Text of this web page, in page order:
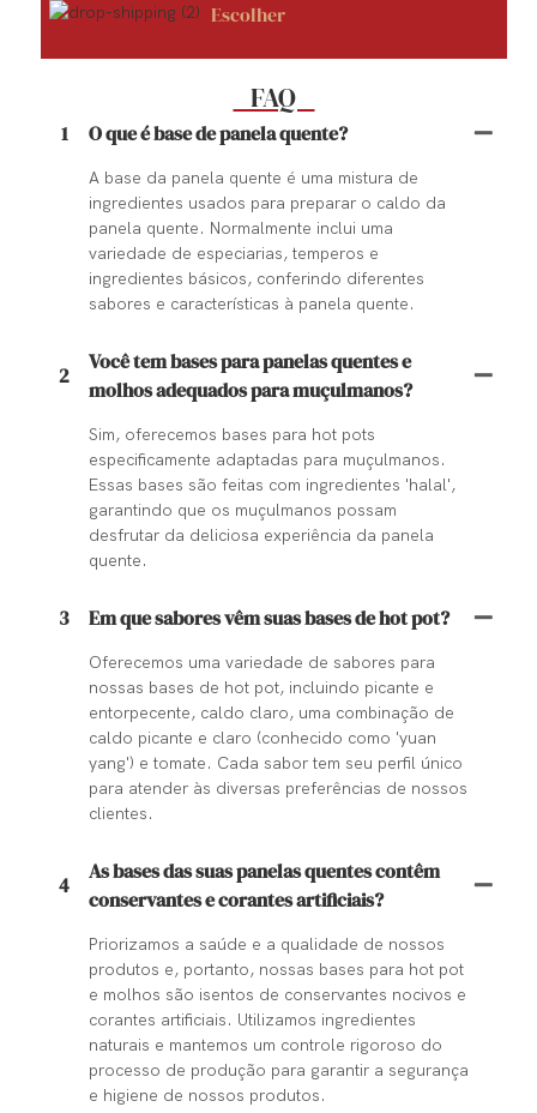
Escolher
FAQ
1 O que é base de panela quente?
A base da panela quente é uma mistura de
ingredientes usados ​​para preparar o caldo da
panela quente. Normalmente inclui uma
variedade de especiarias, temperos e
ingredientes básicos, conferindo diferentes
sabores e características à panela quente.
2
Você tem bases para panelas quentes e
molhos adequados para muçulmanos?
Sim, oferecemos bases para hot pots
especificamente adaptadas para muçulmanos.
Essas bases são feitas com ingredientes 'halal',
garantindo que os muçulmanos possam
desfrutar da deliciosa experiência da panela
quente.
3 Em que sabores vêm suas bases de hot pot?
Oferecemos uma variedade de sabores para
nossas bases de hot pot, incluindo picante e
entorpecente, caldo claro, uma combinação de
caldo picante e claro (conhecido como 'yuan
yang') e tomate. Cada sabor tem seu perfil único
para atender às diversas preferências de nossos
clientes.
4
As bases das suas panelas quentes contêm
conservantes e corantes artificiais?
Priorizamos a saúde e a qualidade de nossos
produtos e, portanto, nossas bases para hot pot
e molhos são isentos de conservantes nocivos e
corantes artificiais. Utilizamos ingredientes
naturais e mantemos um controle rigoroso do
processo de produção para garantir a segurança
e higiene de nossos produtos.